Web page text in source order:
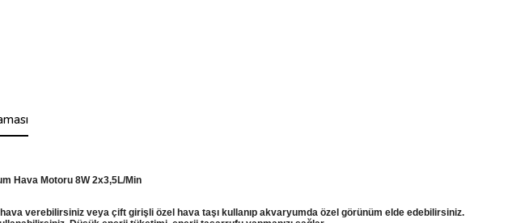
Hava Motoru 8W 2x3,5L/Min
verebilirsiniz veya çift girişli özel hava taşı kullanıp akvaryumda özel görünüm elde edebilirsiniz.